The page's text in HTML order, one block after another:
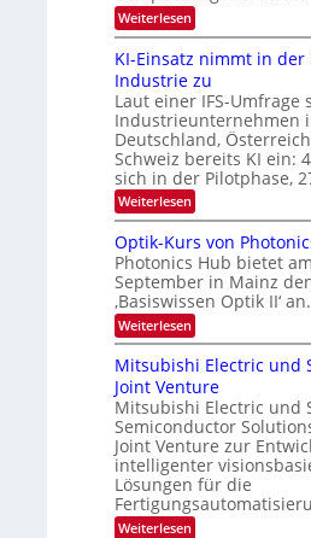
v
e
r
a
r
b
e
i
t
u
n
g
s
-
T
r
e
n
d
s
e
t
s
t
a
r
k
e
s
W
a
c
h
s
t
u
m
i
m
e
s
t
e
n
H
a
l
b
j
a
Weiterlesen:
8
9
.
W
E
-
H
e
r
a
e
u
s
-
S
e
m
i
a
r
KI-Einsatz nimmt in der
Industrie zu
Laut einer IFS-Umfrage
Industrieunternehmen
Deutschland,
Schweiz bereits KI ein:
sich in der Pilotphase,
Weiterlesen:
K
-
E
i
n
s
a
z
n
i
m
m
t
i
n
d
e
Optik-Kurs von
Photonics Hub bietet
September in Mainz
‚Basiswissen Optik II‘ an.
Weiterlesen:
O
p
t
i
k
-
K
u
r
s
v
o
Mitsubishi Electric und
Joint Venture
Mitsubishi Electric und
Semiconductor
Joint Venture zur
intelligenter
Lösungen für die
Weiterlesen: